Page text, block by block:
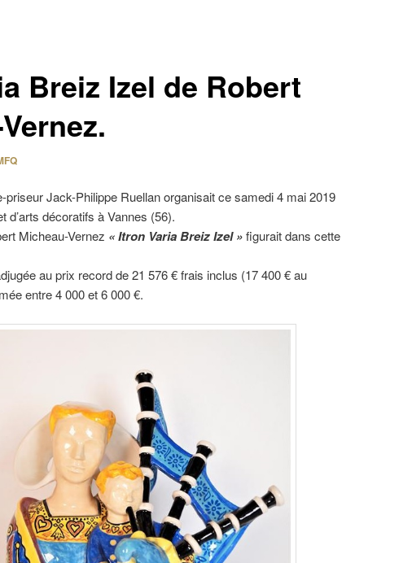
Breiz Izel de Robert
priseur Jack-Philippe Ruellan organisait ce samedi 4 mai 2019
d’arts décoratifs à Vannes (56).
Micheau-Vernez « Itron Varia Breiz Izel »figurait dans cette
au prix record de 21 576 € frais inclus (17 400 € au
entre 4 000 et 6 000 €.